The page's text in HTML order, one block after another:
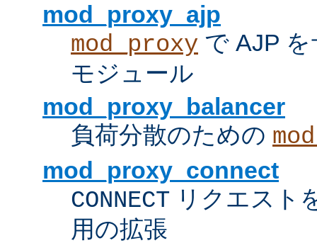
mod_proxy_ajp
mod_proxy で AJP
モジュール
mod_proxy_balancer
負荷分散のための
mod_proxy_connect
CONNECT リクエスト
用の拡張